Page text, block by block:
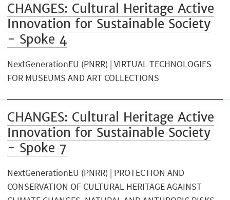
CHANGES: Cultural Heritage Active
Innovation for Sustainable Society
- Spoke 4
NextGenerationEU (PNRR) | VIRTUAL TECHNOLOGIES
FOR MUSEUMS AND ART COLLECTIONS
CHANGES: Cultural Heritage Active
Innovation for Sustainable Society
- Spoke 7
NextGenerationEU (PNRR) | PROTECTION AND
CONSERVATION OF CULTURAL HERITAGE AGAINST